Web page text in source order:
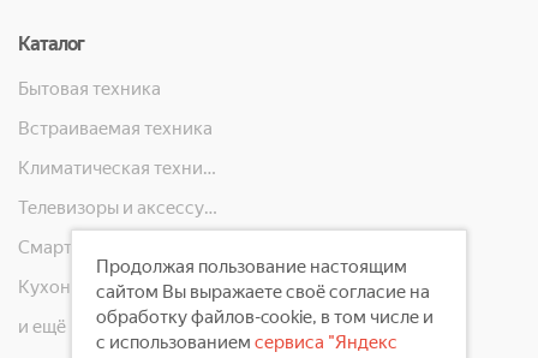
Каталог
Бытовая техника
Встраиваемая техника
Климатическая техника
Телевизоры и аксессуары
Кухонная техника
и ещё 10 категорий
Продолжая пользование настоящим
сайтом Вы выражаете своё согласие на
обработку файлов-cookie, в том числе и
с использованием сервиса "Яндекс